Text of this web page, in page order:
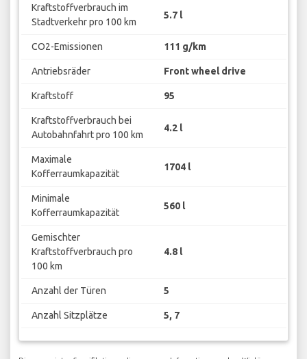
Kraftstoffverbrauch im
Stadtverkehr pro 100 km
5.7 l
CO2-Emissionen 111 g/km
Antriebsräder Front wheel drive
Kraftstoff 95
Kraftstoffverbrauch bei
Autobahnfahrt pro 100 km
4.2 l
Maximale
Kofferraumkapazität
1704 l
Minimale
Kofferraumkapazität
560 l
Gemischter
Kraftstoffverbrauch pro
100 km
4.8 l
Anzahl der Türen 5
Anzahl Sitzplätze 5, 7